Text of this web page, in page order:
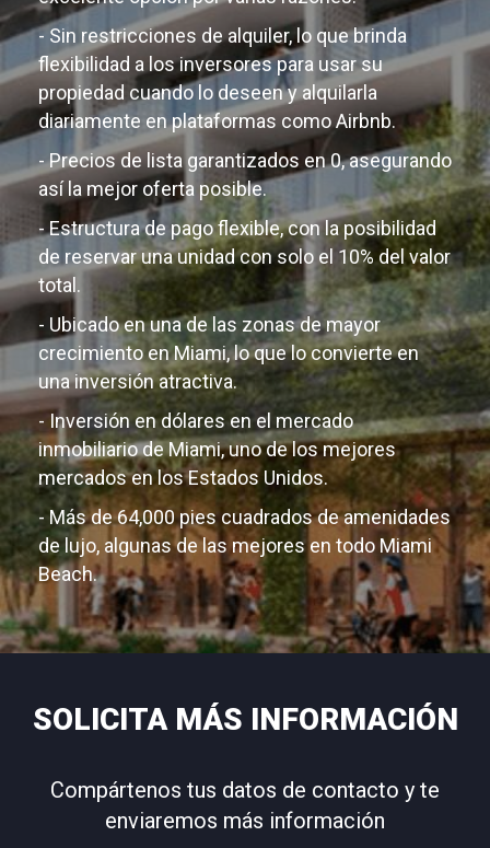
- Sin restricciones de alquiler, lo que brinda
flexibilidad a los inversores para usar su
propiedad cuando lo deseen y alquilarla
diariamente en plataformas como Airbnb.
- Precios de lista garantizados en 0, asegurando
así la mejor oferta posible.
- Estructura de pago flexible, con la posibilidad
de reservar una unidad con solo el 10% del valor
total.
- Ubicado en una de las zonas de mayor
crecimiento en Miami, lo que lo convierte en
una inversión atractiva.
- Inversión en dólares en el mercado
inmobiliario de Miami, uno de los mejores
mercados en los Estados Unidos.
- Más de 64,000 pies cuadrados de amenidades
de lujo, algunas de las mejores en todo Miami
Beach.
SOLICITA MÁS INFORMACIÓN
Compártenos tus datos de contacto y te
enviaremos más información